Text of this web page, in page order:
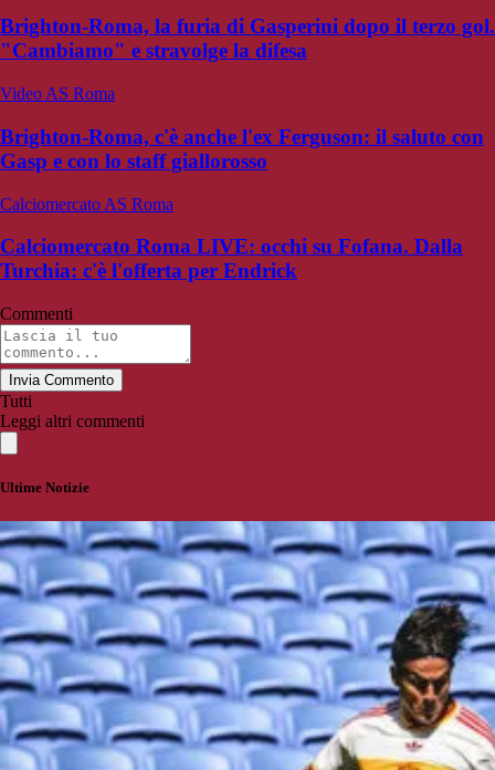
Brighton-Roma, la furia di Gasperini dopo il terzo gol.
"Cambiamo" e stravolge la difesa
Video AS Roma
Brighton-Roma, c'è anche l'ex Ferguson: il saluto con
Gasp e con lo staff giallorosso
Calciomercato AS Roma
Calciomercato Roma LIVE: occhi su Fofana. Dalla
Turchia: c'è l'offerta per Endrick
Commenti
Invia Commento
Tutti
Leggi altri commenti
Ultime Notizie